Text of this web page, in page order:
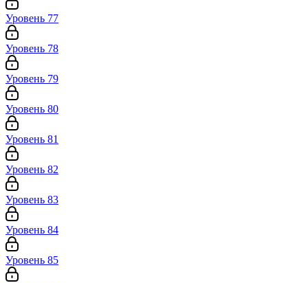
Уровень 77
Уровень 78
Уровень 79
Уровень 80
Уровень 81
Уровень 82
Уровень 83
Уровень 84
Уровень 85